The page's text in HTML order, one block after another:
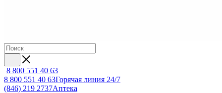
8 800 551 40 63
8 800 551 40 63Горячая линия 24/7
(846) 219 2737Аптека